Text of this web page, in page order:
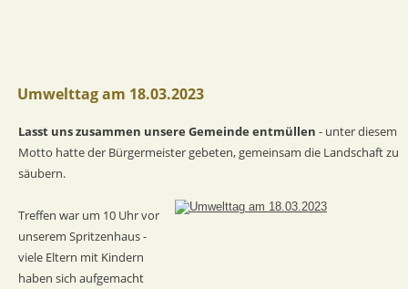
Lasst uns zusammen unsere Gemeinde entmüllen - unter diesem
Motto hatte der Bürgermeister gebeten, gemeinsam die Landschaft zu
säubern.
Treffen war um 10 Uhr vor
unserem Spritzenhaus -
viele Eltern mit Kindern
haben sich aufgemacht
Umwelttag am 18.03.2023